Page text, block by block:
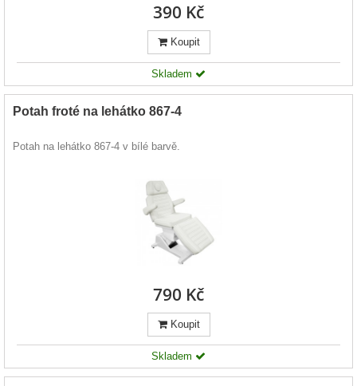
390 Kč
Koupit
Skladem
Potah froté na lehátko 867-4
Potah na lehátko 867-4 v bílé barvě.
790 Kč
Koupit
Skladem